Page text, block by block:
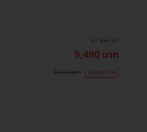
ราคาเริ่มต้นที่
9,490 บาท
20,000 บาท ประหยัด 51%